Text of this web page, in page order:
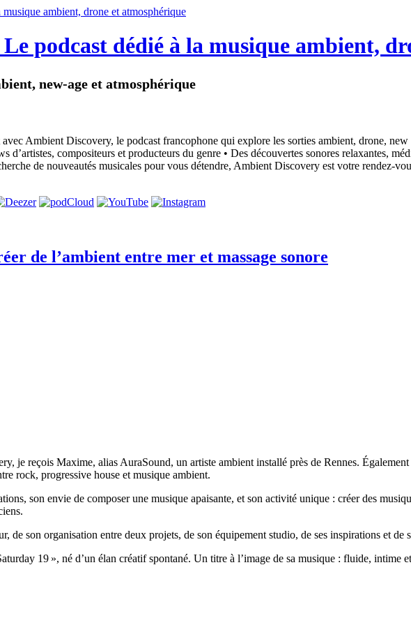
podcast dédié à la musique ambient,
new-age et atmosphérique
Ambient Discovery, le podcast francophone qui explore les sorties ambient, drone,
d’artistes, compositeurs et producteurs du genre • Des découvertes sonores relaxantes,
de nouveautés musicales pour vous détendre, Ambient Discovery est votre rendez-
de l’ambient entre mer et massage sonore
je reçois Maxime, alias AuraSound, un artiste ambient installé près de Rennes.
rock, progressive house et musique ambient.
son envie de composer une musique apaisante, et son activité unique : créer des
de son organisation entre deux projets, de son équipement studio, de ses inspirations et
19 », né d’un élan créatif spontané. Un titre à l’image de sa musique : fluide, intime